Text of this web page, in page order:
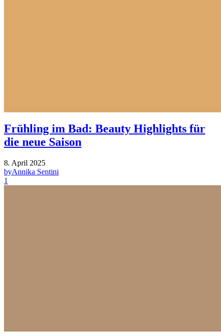
Frühling im Bad: Beauty Highlights für
die neue Saison
8. April 2025
byAnnika Sentini
1